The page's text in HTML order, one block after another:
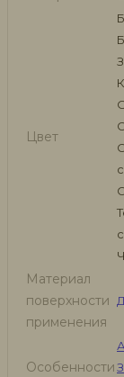
Цвет
Материал
поверхности
применения
Особенности